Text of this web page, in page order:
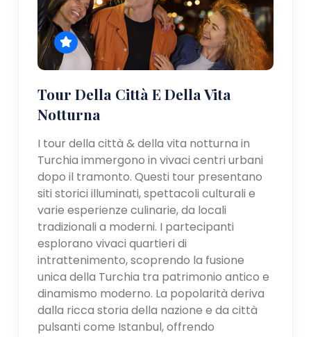
Tour Della Città E Della Vita
Notturna
I tour della città & della vita notturna in
Turchia immergono in vivaci centri urbani
dopo il tramonto. Questi tour presentano
siti storici illuminati, spettacoli culturali e
varie esperienze culinarie, da locali
tradizionali a moderni. I partecipanti
esplorano vivaci quartieri di
intrattenimento, scoprendo la fusione
unica della Turchia tra patrimonio antico e
dinamismo moderno. La popolarità deriva
dalla ricca storia della nazione e da città
pulsanti come Istanbul, offrendo